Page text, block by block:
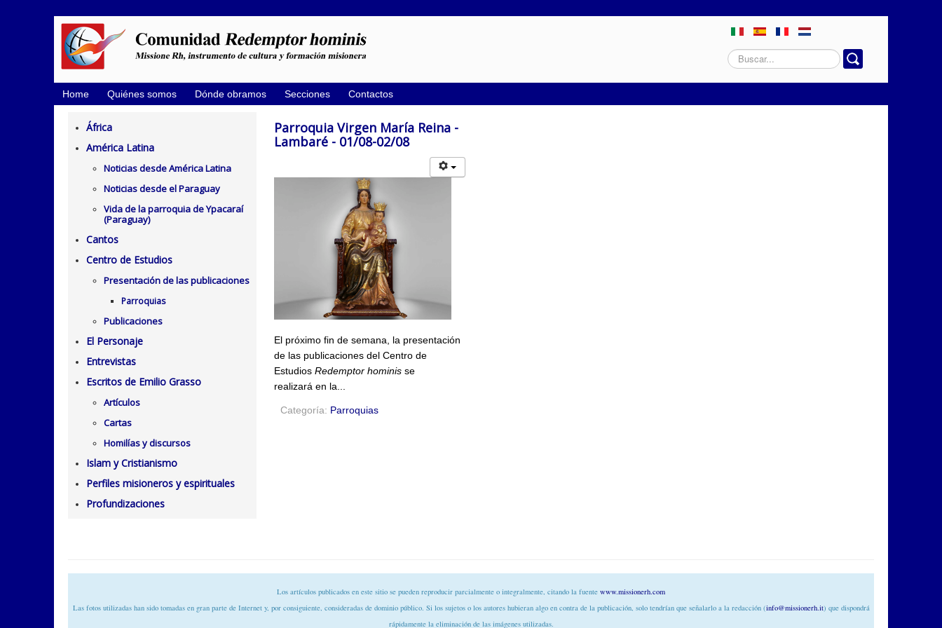
Buscar...
Home Quiénes somos Dónde obramos Secciones Contactos
África
América Latina
Noticias desde América Latina
Noticias desde el Paraguay
Vida de la parroquia de Ypacaraí
(Paraguay)
Cantos
Centro de Estudios
Presentación de las publicaciones
Parroquias
Publicaciones
El Personaje
Entrevistas
Escritos de Emilio Grasso
Artículos
Cartas
Homilías y discursos
Islam y Cristianismo
Perfiles misioneros y espirituales
Profundizaciones
Parroquia Virgen María Reina -
Lambaré - 01/08-02/08
El próximo fin de semana, la presentación
de las publicaciones del Centro de
Estudios Redemptor hominisse
realizará en la...
Categoría: Parroquias
Los artículos publicados en este sitio se pueden reproducir parcialmente o integralmente, citando la fuente www.missionerh.com
Las fotos utilizadas han sido tomadas en gran parte de Internet y, por consiguiente, consideradas de dominio público. Si los sujetos o los autores hubieran algo en contra de la publicación, solo tendrían que señalarlo a la redacción (info@missionerh.it) que dispondrá
rápidamente la eliminación de las imágenes utilizadas.